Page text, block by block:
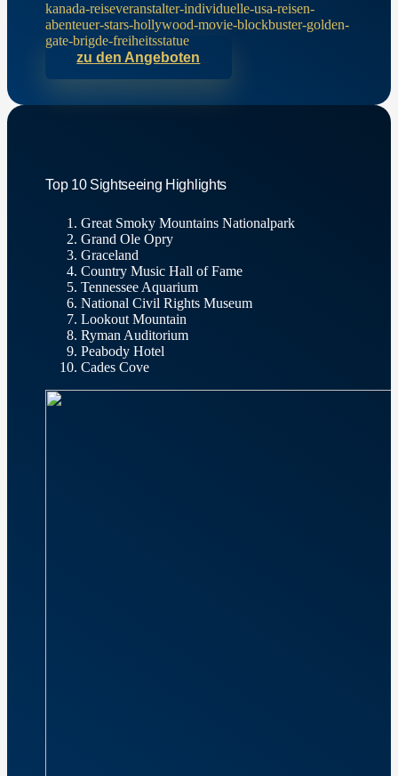
zu den Angeboten
Top 10 Sightseeing Highlights
Great Smoky Mountains Nationalpark
Grand Ole Opry
Graceland
Country Music Hall of Fame
Tennessee Aquarium
National Civil Rights Museum
Lookout Mountain
Ryman Auditorium
Peabody Hotel
Cades Cove